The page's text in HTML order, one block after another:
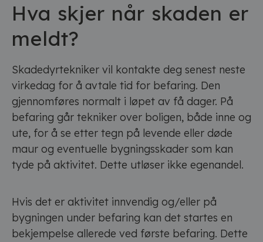
Hva skjer når skaden er
meldt?
Skadedyrtekniker vil kontakte deg senest neste
virkedag for å avtale tid for befaring. Den
gjennomføres normalt i løpet av få dager. På
befaring går tekniker over boligen, både inne og
ute, for å se etter tegn på levende eller døde
maur og eventuelle bygningsskader som kan
tyde på aktivitet. Dette utløser ikke egenandel.
Hvis det er aktivitet innvendig og/eller på
bygningen under befaring kan det startes en
bekjempelse allerede ved første befaring. Dette